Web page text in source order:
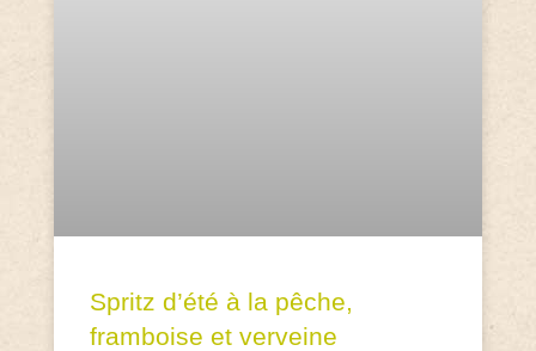
Spritz d’été à la pêche,
framboise et verveine